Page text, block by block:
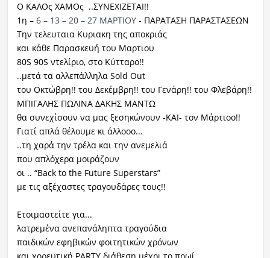
Ο ΚΑΛΟς ΧΑΜΟς ..ΣΥΝΕΧΙΖΕΤΑΙ!!
1η – 6 –13 –20 –27 ΜΑΡΤΙΟΥ- ΠΑΡΑΤΑΣΗ ΠΑΡΑΣΤΑΣΕΩΝ
Την τελευταια Κυριακη της αποκριάς
και κάθε Παρασκευή του Μαρτιου
80S 90S ντελίριο, στο Κύτταρο!!
..μετά τα αλλεπάλληλα Sold Out
του Οκτώβρη!! του Δεκέμβρη!! του Γενάρη!! του Φλεβάρη!!
ΜΠΙΓΑΛΗΣ ΠΩΛΙΝΑ ΔΑΚΗΣ ΜΑΝΤΩ
θα συνεχίσουν να μας ξεσηκώνουν -ΚΑΙ- τον Μάρτιοο!!
Γιατί απλά θέλουμε κι άλλοοο...
..τη χαρά την τρέλα και την ανεμελιά
που απλόχερα μοιράζουν
οι .. “Back to the Future Superstars”
με τις αξέχαστες τραγουδάρες τους!!
Ετοιμαστείτε για...
λατρεμένα ανεπανάληπτα τραγούδια
παιδικών εφηβικών φοιτητικών χρόνων